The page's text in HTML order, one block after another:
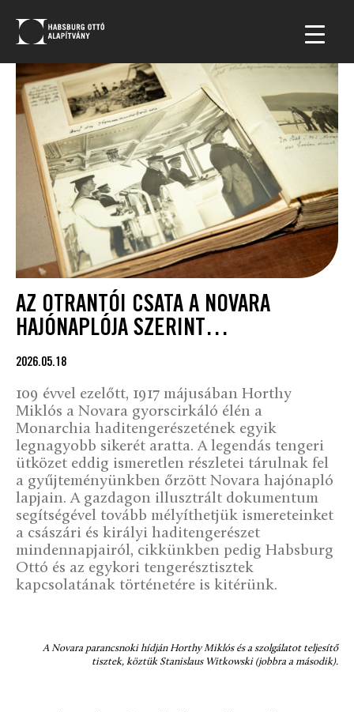
AZ OTRANTÓI CSATA A NOVARA
HAJÓNAPLÓJA SZERINT…
2026.05.18
109 évvel ezelőtt, 1917 májusában Horthy
Miklós a Novara gyorscirkáló élén a
Monarchia haditengerészetének egyik
legnagyobb sikerét aratta. A legendás tengeri
ütközet eddig ismeretlen részletei tárulnak fel
a gyűjteményünkben őrzött Novara hajónapló
lapjain. A gazdagon illusztrált dokumentum
segítségével tovább mélyíthetjük ismereteinket
a császári és királyi haditengerészet
mindennapjairól, cikkünkben pedig Habsburg
Ottó és az egykori tengerésztisztek
kapcsolatának történetére is kitérünk.
A Novara parancsnoki hídján Horthy Miklós és a szolgálatot teljesítő
tisztek, köztük Stanislaus Witkowski (jobbra a második).